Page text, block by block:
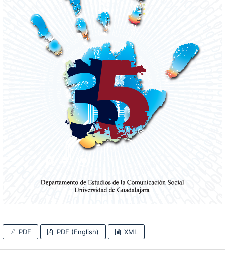
PDF PDF (English) XML